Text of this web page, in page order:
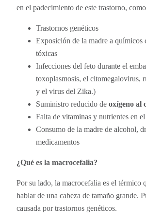
en el padecimiento de este trastorno,
Trastornos genéticos
Exposición de la madre a químicos
tóxicas
Infecciones del feto durante el
toxoplasmosis, el citomegalovirus,
y el virus del Zika.)
Suministro reducido de oxígeno al
Falta de vitaminas y nutrientes en
Consumo de la madre de alcohol,
medicamentos
¿Qué es la macrocefalia?
Por su lado, la macrocefalia es el térmico
hablar de una cabeza de tamaño grande.
causada por trastornos genéticos.